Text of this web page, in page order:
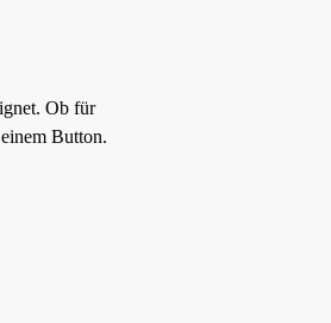
Ob für
Button.